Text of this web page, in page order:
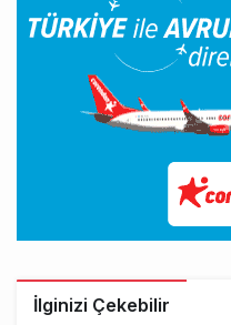
İlginizi Çekebilir